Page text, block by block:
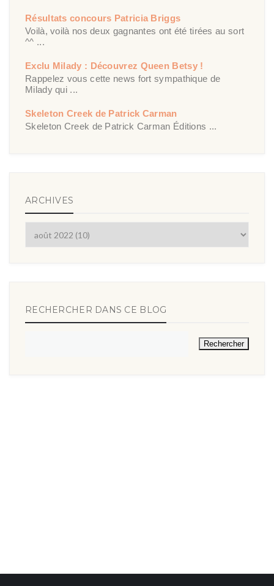
Résultats concours Patricia Briggs
Voilà, voilà nos deux gagnantes ont été tirées au sort
^^ ...
Exclu Milady : Découvrez Queen Betsy !
Rappelez vous cette news fort sympathique de
Milady qui ...
Skeleton Creek de Patrick Carman
Skeleton Creek de Patrick Carman Éditions ...
ARCHIVES
RECHERCHER DANS CE BLOG